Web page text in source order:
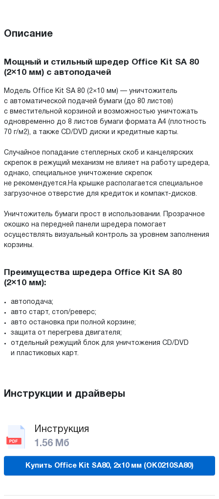
Описание
Мощный и стильный шредер Office Kit SA 80
(2×10 мм) с автоподачей
Модель Office Kit SA 80 (2×10 мм) — уничтожитель
с автоматической подачей бумаги (до 80 листов)
с вместительной корзиной и возможностью уничтожать
одновременно до 8 листов бумаги формата А4 (плотность
70 г/м2), а также CD/DVD диски и кредитные карты.
Случайное попадание степлерных скоб и канцелярских
скрепок в режущий механизм не влияет на работу шредера,
однако, специальное уничтожение скрепок
не рекомендуется.На крышке располагается специальное
загрузочное отверстие для кредиток и компакт-дисков.
Уничтожитель бумаги прост в использовании. Прозрачное
окошко на передней панели шредера помогает
осуществлять визуальный контроль за уровнем заполнения
корзины.
Преимущества шредера Office Kit SA 80
(2×10 мм):
автоподача;
авто старт, стоп/реверс;
авто остановка при полной корзине;
защита от перегрева двигателя;
отдельный режущий блок для уничтожения CD/DVD
и пластиковых карт.
Инструкции и драйверы
Инструкция
1.56 Мб
Купить Office Kit SA80, 2x10 мм (OK0210SA80)